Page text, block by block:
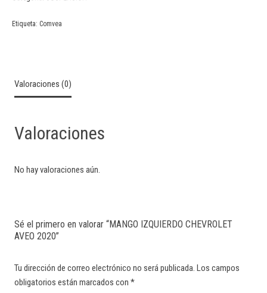
Etiqueta: Comvea
Valoraciones (0)
Valoraciones
No hay valoraciones aún.
Sé el primero en valorar “MANGO IZQUIERDO CHEVROLET
AVEO 2020”
Tu dirección de correo electrónico no será publicada. Los campos
obligatorios están marcados con *